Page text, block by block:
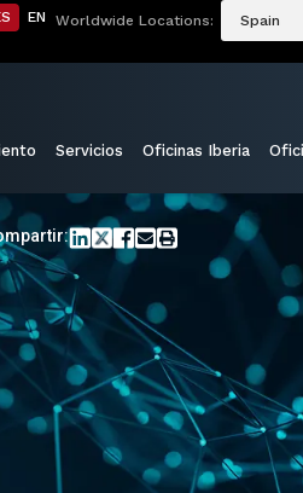
EN Worldwide Locations: Spain
Servicios Oficinas Iberia